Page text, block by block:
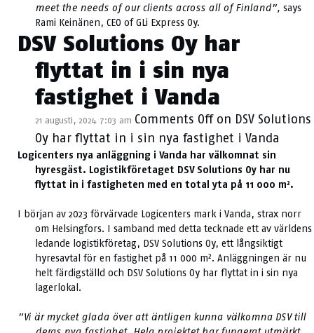
meet the needs of our clients across all of Finland”,says
Rami Keinänen, CEO of GLi Express Oy.
DSV Solutions Oy har
flyttat in i sin nya
fastighet i Vanda
21 augusti, 2024 7:03 am Comments Offon DSV Solutions
Oy har flyttat in i sin nya fastighet i Vanda
Logicenters nya anläggning i Vanda har välkomnat sin
hyresgäst. Logistikföretaget DSV Solutions Oy har nu
flyttat in i fastigheten med en total yta på 11 000 m².
I början av 2023 förvärvade Logicenters mark i Vanda, strax norr
om Helsingfors. I samband med detta tecknade ett av världens
ledande logistikföretag, DSV Solutions Oy, ett långsiktigt
hyresavtal för en fastighet på 11 000 m². Anläggningen är nu
helt färdigställd och DSV Solutions Oy har flyttat in i sin nya
lagerlokal.
”Vi är mycket glada över att äntligen kunna välkomna DSV till